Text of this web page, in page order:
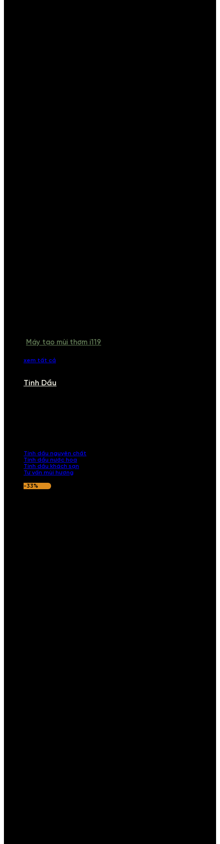
Máy tạo mùi thơm i119
xem tất cả
Tinh Dầu
Tinh dầu nguyên chất
Tinh dầu nước hoa
Tinh dầu khách sạn
Tư vấn mùi hương
-33%